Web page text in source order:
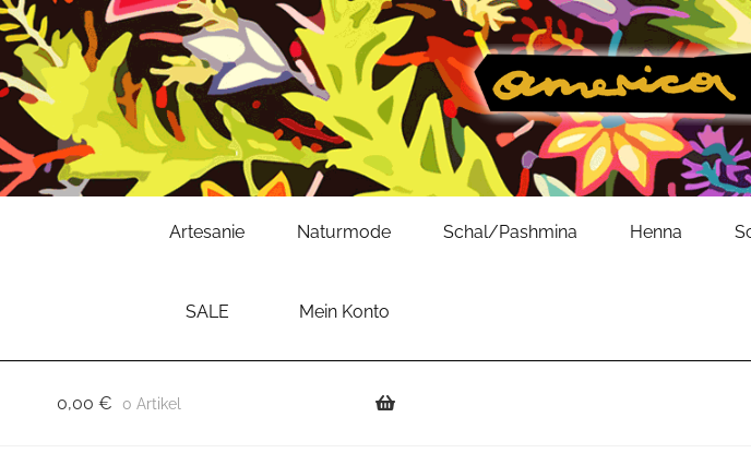
Artesanie Naturmode Schal/Pashmina Henna
SALE Mein Konto
0,00 € 0 Artikel